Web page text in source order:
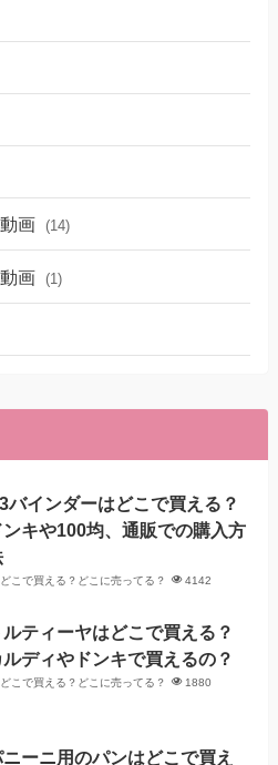
画 (14)
画 (1)
バインダーはどこで買える？
ンキや100均、通販での購入方
どこで買える？どこに売ってる？ 4142
ルティーヤはどこで買える？
ルディやドンキで買えるの？
どこで買える？どこに売ってる？ 1880
ーニ用のパンはどこで買え